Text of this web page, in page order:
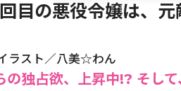
目の悪役令嬢は、
ラスト／八美☆わん
の独占欲、上昇中!? そして